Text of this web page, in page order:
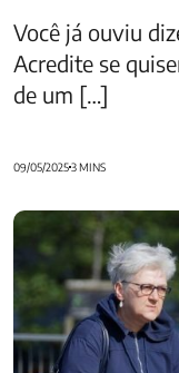
Você já ouviu
Acredite se
de um […]
09/05/20253 MINS